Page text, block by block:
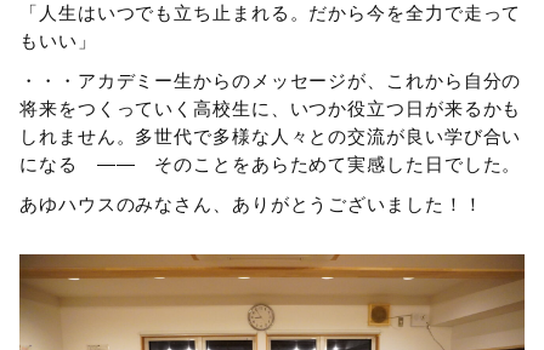
「人生はいつでも立ち止まれる。だから今を全力で走って
もいい」
・・・アカデミー生からのメッセージが、これから自分の
将来をつくっていく高校生に、いつか役立つ日が来るかも
しれません。多世代で多様な人々との交流が良い学び合い
になる ―― そのことをあらためて実感した日でした。
あゆハウスのみなさん、ありがとうございました！！